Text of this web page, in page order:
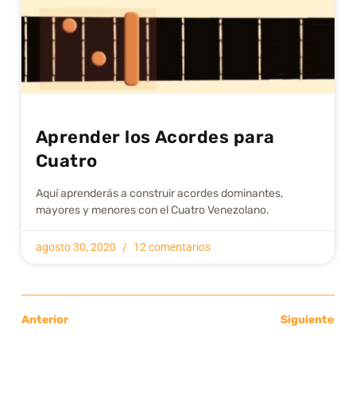
Aprender los Acordes para
Cuatro
Aquí aprenderás a construir acordes dominantes,
mayores y menores con el Cuatro Venezolano.
agosto 30, 2020 12 comentarios
Anterior Siguiente